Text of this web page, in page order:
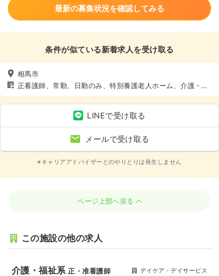
最新の募集状況を確認してみる
条件が似ている新着求人を受け取る
相馬市
正看護師、常勤、日勤のみ、特別養護老人ホーム、介護・福
祉系、4週8休以上
LINEで受け取る
メールで受け取る
※キャリアアドバイザーとのやりとりは発生しません
ページ上部へ戻る
この施設の他の求人
介護・福祉系正・准看護師 デイケア・デイサービス